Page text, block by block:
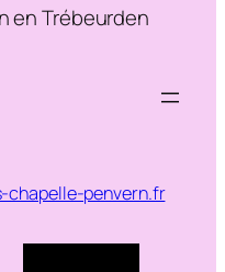
en Trébeurden
chapelle-penvern.fr